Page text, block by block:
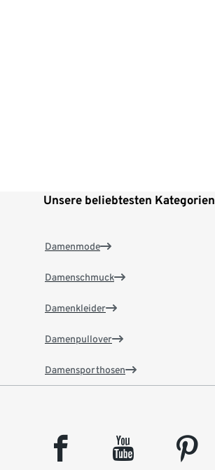
Unsere beliebtesten Kategorien
Damenmode
Damenschmuck
Damenkleider
Damenpullover
Damensporthosen
facebook youtube pinterest